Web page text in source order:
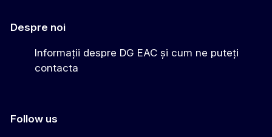
Despre noi
Informații despre DG EAC și cum ne puteți
contacta
Follow us